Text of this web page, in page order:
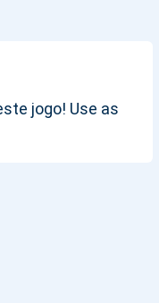
jogo! Use as